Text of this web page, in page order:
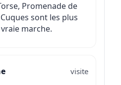
Promenade de
sont les plus
marche.
visite